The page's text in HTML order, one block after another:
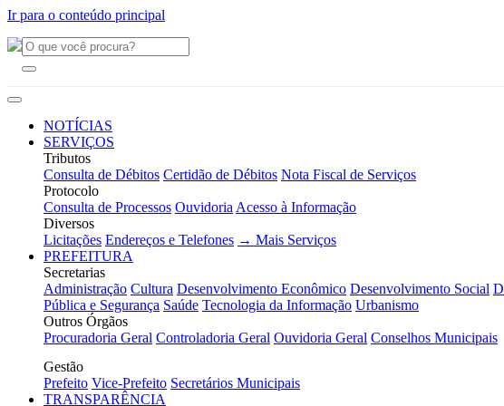
Ir para o conteúdo principal
NOTÍCIAS
SERVIÇOS
Tributos
Consulta de Débitos Certidão de Débitos Nota Fiscal de Serviços
Protocolo
Consulta de Processos Ouvidoria Acesso à Informação
Diversos
Licitações Endereços e Telefones → Mais Serviços
PREFEITURA
Secretarias
Administração Cultura Desenvolvimento Econômico Desenvolvimento Social
Pública e Segurança Saúde Tecnologia da Informação Urbanismo
Outros Órgãos
Procuradoria Geral Controladoria Geral Ouvidoria Geral Conselhos Municipais
Gestão
Prefeito Vice-Prefeito Secretários Municipais
TRANSPARÊNCIA